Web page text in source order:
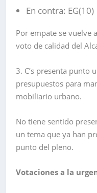
En contra: EG(10)
Por empate se vuelve
voto de calidad del
3. C’s presenta punto
presupuestos para
mobiliario urbano.
No tiene sentido
un tema que ya han
punto del pleno.
Votaciones a la